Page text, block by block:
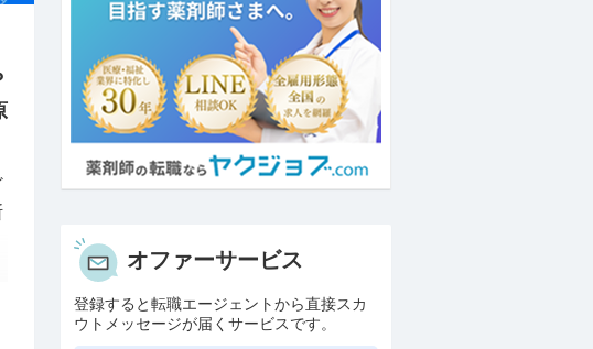
オファーサービス
登録すると転職エージェントから直接スカ
ウトメッセージが届くサービスです。